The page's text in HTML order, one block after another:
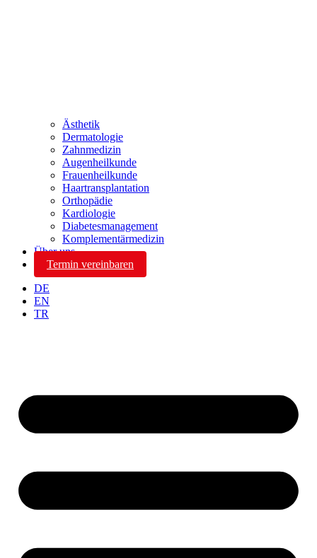
Ästhetik
Dermatologie
Zahnmedizin
Augenheilkunde
Frauenheilkunde
Haartransplantation
Orthopädie
Kardiologie
Diabetesmanagement
Komplementärmedizin
Über uns
Termin vereinbaren
DE
EN
TR